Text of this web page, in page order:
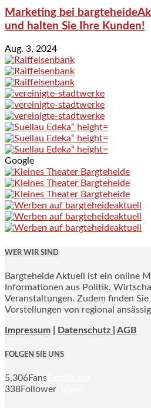
Marketing bei
und halten Sie Ihre Kunden!
Aug. 3, 2024
Google
WER WIR SIND
Bargteheide Aktuell ist ein online
Informationen aus Politik,
Veranstaltungen. Zudem finden
Vorstellungen von regional
Impressum Datenschutz | AGB
FOLGEN SIE UNS
5,306Fans
338Follower